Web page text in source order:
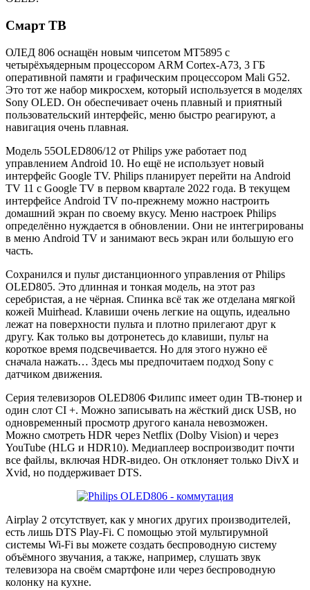
Смарт ТВ
ОЛЕД 806 оснащён новым чипсетом MT5895 с
четырёхъядерным процессором ARM Cortex-A73, 3 ГБ
оперативной памяти и графическим процессором Mali G52.
Это тот же набор микросхем, который используется в моделях
Sony OLED. Он обеспечивает очень плавный и приятный
пользовательский интерфейс, меню быстро реагируют, а
навигация очень плавная.
Модель 55OLED806/12 от Philips уже работает под
управлением Android 10. Но ещё не использует новый
интерфейс Google TV. Philips планирует перейти на Android
TV 11 с Google TV в первом квартале 2022 года. В текущем
интерфейсе Android TV по-прежнему можно настроить
домашний экран по своему вкусу. Меню настроек Philips
определённо нуждается в обновлении. Они не интегрированы
в меню Android TV и занимают весь экран или большую его
часть.
Сохранился и пульт дистанционного управления от Philips
OLED805. Это длинная и тонкая модель, на этот раз
серебристая, а не чёрная. Спинка всё так же отделана мягкой
кожей Muirhead. Клавиши очень легкие на ощупь, идеально
лежат на поверхности пульта и плотно прилегают друг к
другу. Как только вы дотронетесь до клавиши, пульт на
короткое время подсвечивается. Но для этого нужно её
сначала нажать… Здесь мы предпочитаем подход Sony с
датчиком движения.
Серия телевизоров OLED806 Филипс имеет один ТВ-тюнер и
один слот CI +. Можно записывать на жёсткий диск USB, но
одновременный просмотр другого канала невозможен.
Можно смотреть HDR через Netflix (Dolby Vision) и через
YouTube (HLG и HDR10). Медиаплеер воспроизводит почти
все файлы, включая HDR-видео. Он отклоняет только DivX и
Xvid, но поддерживает DTS.
Airplay 2 отсутствует, как у многих других производителей,
есть лишь DTS Play-Fi. С помощью этой мультирумной
системы Wi-Fi вы можете создать беспроводную систему
объёмного звучания, а также, например, слушать звук
телевизора на своём смартфоне или через беспроводную
колонку на кухне.